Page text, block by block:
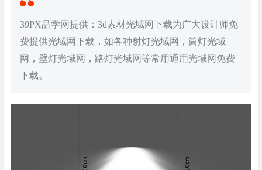
39PX品学网提供：3d素材光域网下载为广大设计师免
费提供光域网下载，如各种射灯光域网，筒灯光域
网，壁灯光域网，路灯光域网等常用通用光域网免费
下载。